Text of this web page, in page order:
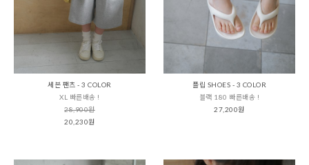
세븐 팬츠 - 3 COLOR
XL 빠른배송 !
28,900원
20,230원
플립 SHOES - 3 COLOR
블랙 180 빠른배송 !
27,200원